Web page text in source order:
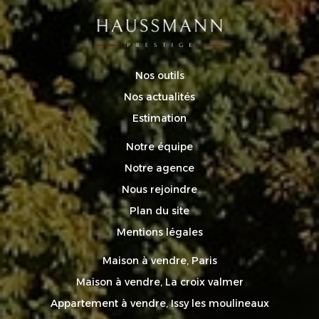
Nos outils
Nos actualités
Estimation
Notre équipe
Notre agence
Nous rejoindre
Plan du site
Mentions légales
Maison à vendre, Paris
Maison à vendre, La croix valmer
Appartement à vendre, Issy les moulineaux